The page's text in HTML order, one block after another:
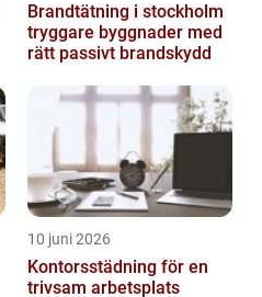
Brandtätning i stockholm
tryggare byggnader med
rätt passivt brandskydd
10 juni 2026
Kontorsstädning för en
trivsam arbetsplats